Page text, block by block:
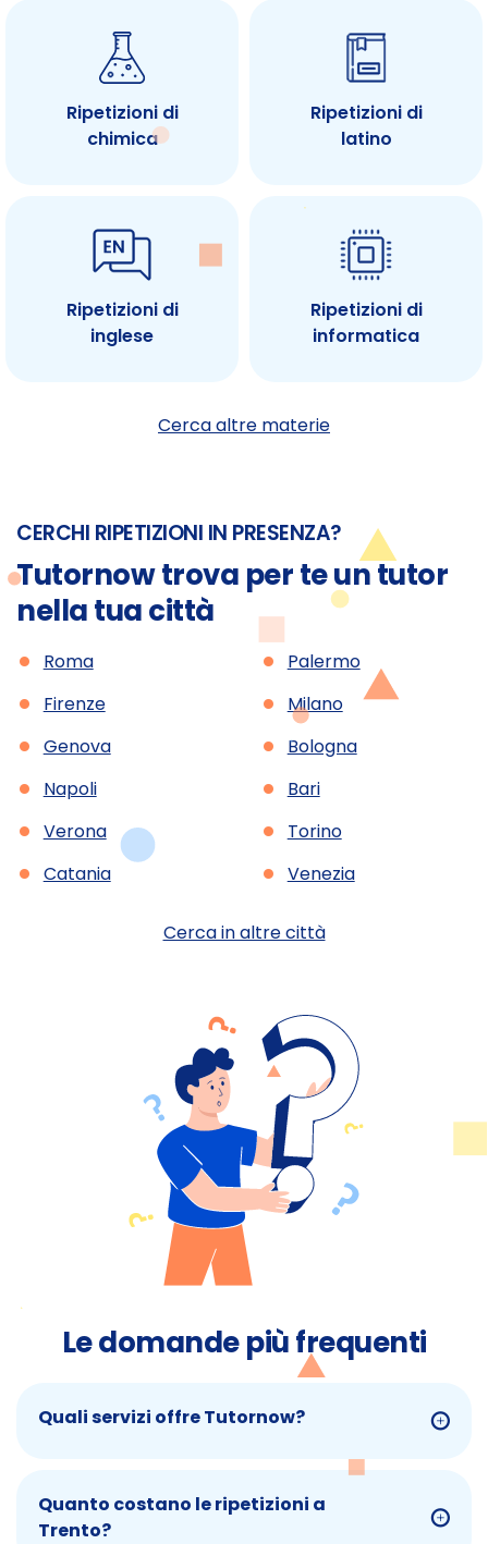
Ripetizioni di
chimica
Ripetizioni di
latino
Ripetizioni di
inglese
Ripetizioni di
informatica
Cerca altre materie
CERCHI RIPETIZIONI IN PRESENZA?
Tutornow trova per te un tutor
nella tua città
• Roma • Palermo
• Firenze • Milano
• Genova • Bologna
• Napoli • Bari
• Verona • Torino
• Catania • Venezia
Cerca in altre città
Le domande più frequenti
Quali servizi offre Tutornow?
Quanto costano le ripetizioni a
Trento?